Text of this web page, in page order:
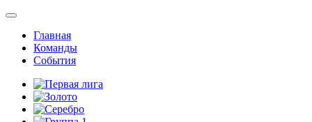
Главная
Команды
События